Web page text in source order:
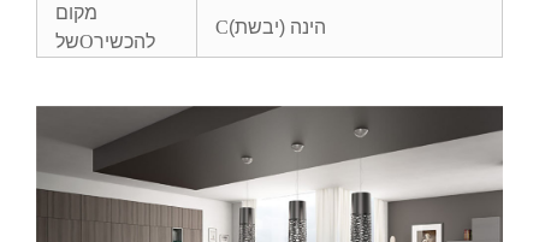
מקום
שלOלהכשיר
Cהינה (יבשת)